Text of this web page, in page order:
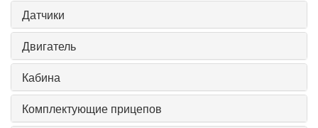
Датчики
Двигатель
Кабина
Комплектующие прицепов